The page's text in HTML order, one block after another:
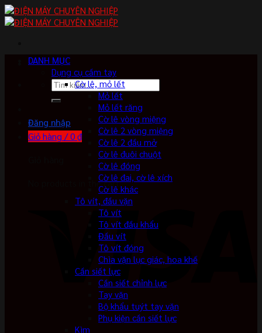
Skip
to
Tìm
kiếm:
Đăng nhập
Giỏ hàng /0 ₫
No products in the cart.
DANH MỤC
Dụng cụ cầm tay
Cờ lê, mỏ lết
Mỏ lết
Mỏ lết răng
Cờ lê vòng miệng
Cờ lê 2 vòng miệng
Cờ lê 2 đầu mở
Cờ lê đuôi chuột
Cờ lê đóng
Cờ lê đai, cờ lê xích
Cờ lê khác
Tô vít, đầu vặn
Tô vít
Tô vít đầu khẩu
Đầu vít
Tô vít đóng
Chìa vặn lục giác, hoa khế
Cần siết lực
Cần siết chỉnh lực
Tay vặn
Bộ khẩu tuýt tay vặn
Phụ kiện cần siết lực
Kìm